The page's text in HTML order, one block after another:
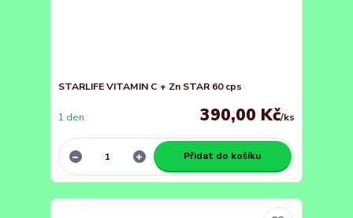
STARLIFE VITAMIN C + Zn STAR 60 cps
390,00 Kč/ks
1 den
Přidat do košíku